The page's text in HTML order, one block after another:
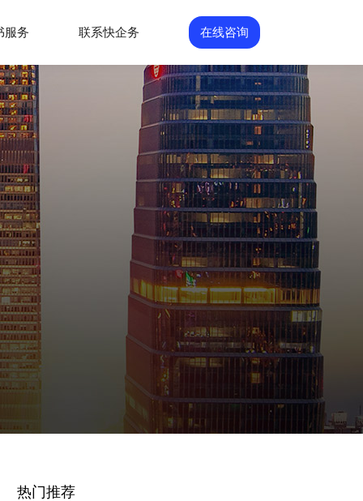
服务 联系快企务 在线咨询
热门推荐